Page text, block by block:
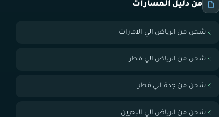
من دليل المسارات
شحن من الرياض الي الامارات
شحن من الرياض الي قطر
شحن من جدة الي قطر
شحن من الرياض الي البحرين